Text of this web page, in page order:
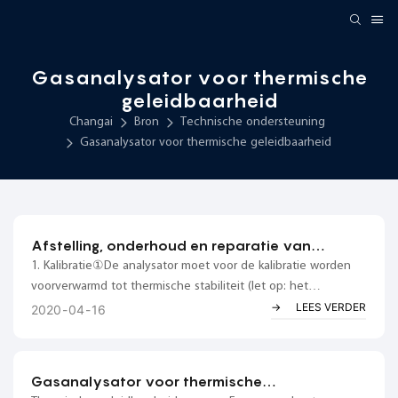
Gasanalysator voor thermische
geleidbaarheid
Changai Bron
Technische ondersteuning
Gasanalysator voor thermische geleidbaarheid
Afstelling, onderhoud en reparatie van
thermische geleidbaarheidsgasanalysatoren.
1. Kalibratie①De analysator moet voor de kalibratie worden
voorverwarmd tot thermische stabiliteit (let op: het
instrument moet worden voorverwarmd met ventilatie, anders
2020 04 16 LEES VERDER
Gasanalysator voor thermische